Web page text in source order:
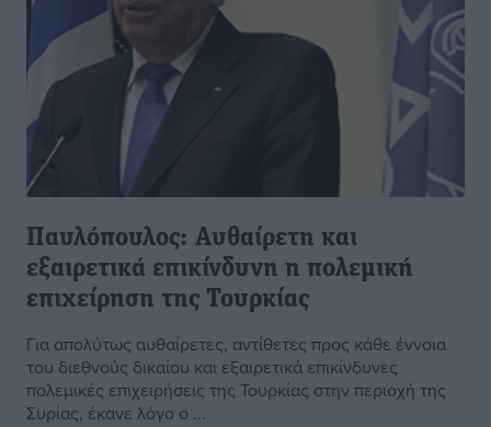
Παυλόπουλος: Αυθαίρετη και
εξαιρετικά επικίνδυνη η πολεμική
επιχείρηση της Τουρκίας
Για απολύτως αυθαίρετες, αντίθετες προς κάθε έννοια
του διεθνούς δικαίου και εξαιρετικά επικίνδυνες
πολεμικές επιχειρήσεις της Τουρκίας στην περιοχή της
Συρίας, έκανε λόγο ο ...